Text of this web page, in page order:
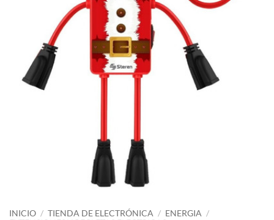
INICIO / TIENDA DE ELECTRÓNICA / ENERGIA /